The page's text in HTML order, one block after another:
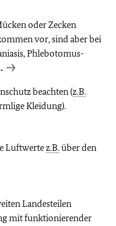
oder Zecken
vor, sind aber bei
Phlebotomus-
beachten (z.B.
Kleidung).
Luftwertez.B.über den
Landesteilen
mit funktionierender